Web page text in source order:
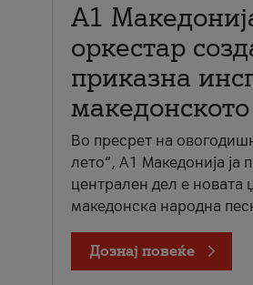
А1
оркестар
приказна
Во пресрет на
лето“, А1 Македонија ја
централен дел е новата
македонска народна
Дознај повеќе